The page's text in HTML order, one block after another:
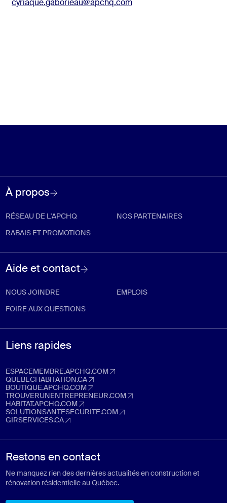
cyriaque.gaborieau@apchq.com
À propos
RÉSEAU DE L'APCHQ NOS PARTENAIRES
RABAIS ET PROMOTIONS
Aide et contact
NOUS JOINDRE EMPLOIS
FOIRE AUX QUESTIONS
Liens rapides
ESPACEMEMBRE.APCHQ.COM
espacemembre.apchq.com (Ouvre dans un nouvel onglet)
QUEBECHABITATION.CA
quebechabitation.ca (Ouvre dans un nouvel onglet)
BOUTIQUE.APCHQ.COM
boutique.apchq.com (Ouvre dans un nouvel onglet)
TROUVERUNENTREPRENEUR.COM
trouverunentrepreneur.com (Ouvre dans un nouvel onglet)
HABITAT.APCHQ.COM
habitat.apchq.com (Ouvre dans un nouvel onglet)
SOLUTIONSANTESECURITE.COM
solutionsantesecurite.com (Ouvre dans un nouvel onglet)
GIRSERVICES.CA
Restons en contact
Ne manquez rien des dernières actualités en construction et
rénovation résidentielle au Québec.